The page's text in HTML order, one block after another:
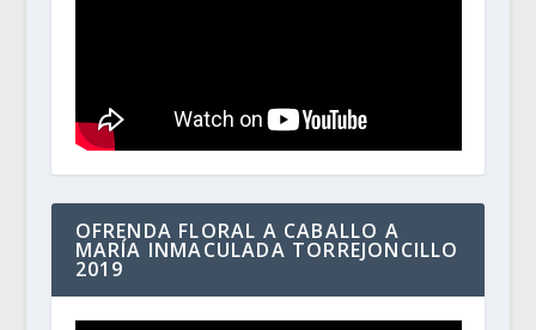
OFRENDA FLORAL A CABALLO A
MARÍA INMACULADA TORREJONCILLO
2019